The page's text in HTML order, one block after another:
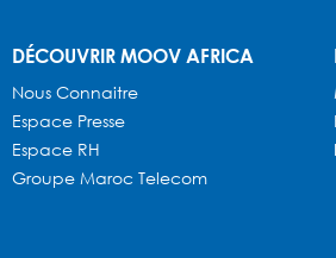
DÉCOUVRIR MOOV AFRICA
Nous Connaitre
Espace Presse
Espace RH
Groupe Maroc Telecom